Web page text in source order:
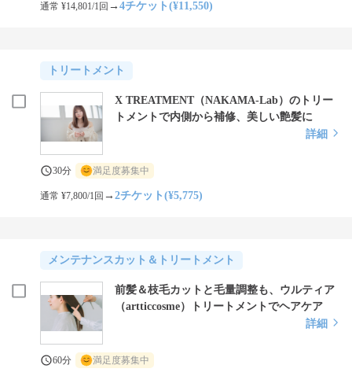
通常 ¥14,801/1回 →4チケット(¥11,550)
トリートメント
X TREATMENT（NAKAMA-Lab）のトリー
トメントで内側から補修、美しい艶髪に
詳細
30分 満足度募集中
通常 ¥7,800/1回 →2チケット(¥5,775)
メンテナンスカット＆トリートメント
前髪＆枝毛カットと毛量調整も、ウルティア
（artticcosme）トリートメントでヘアケア
詳細
60分 満足度募集中